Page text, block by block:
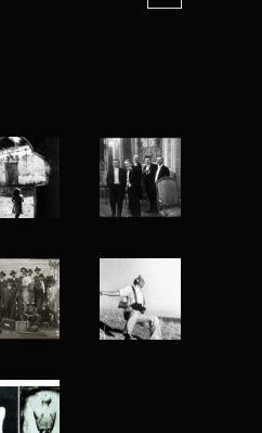
la óptica Fermin
5791
exposicion en
de Matt Blume
Abbas